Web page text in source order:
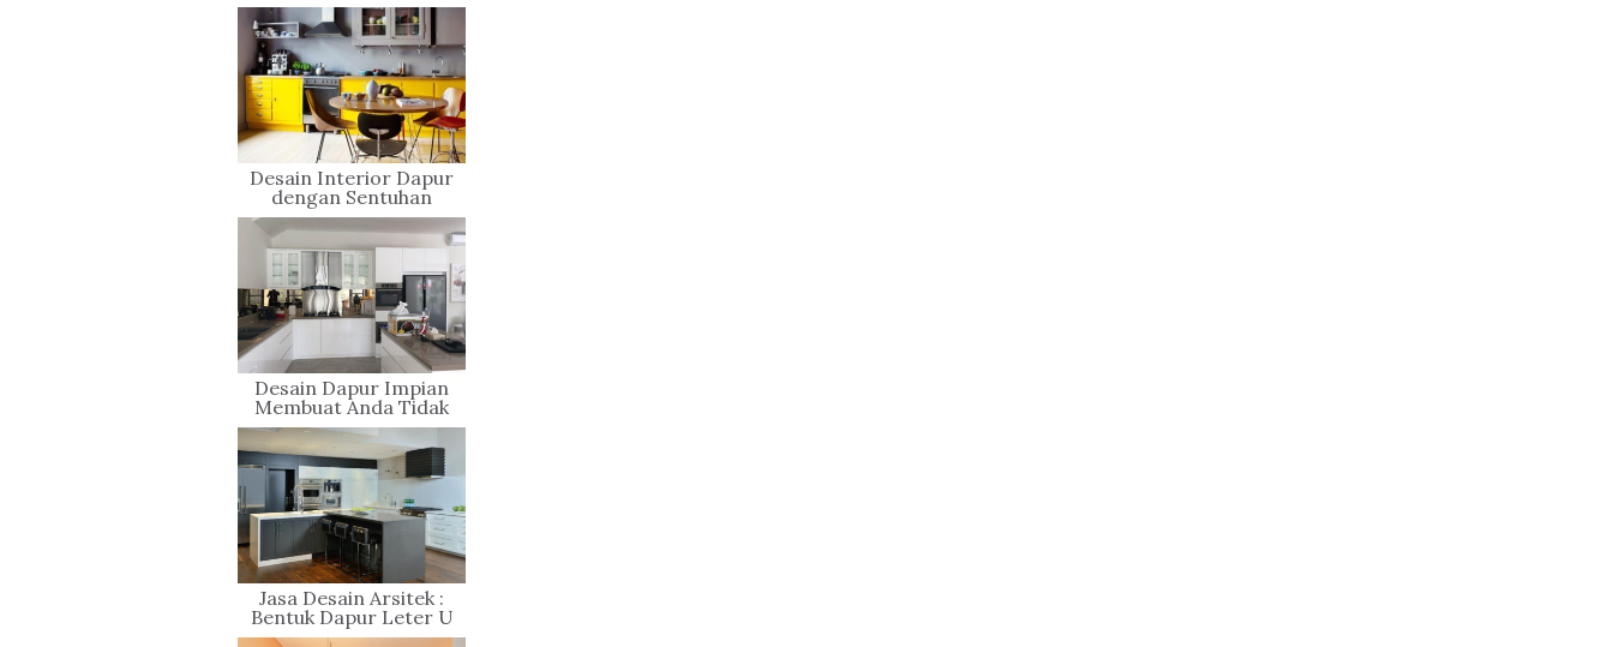
Desain Interior Dapur
dengan Sentuhan
Warna-warna Cerah
Desain Dapur Impian
Membuat Anda Tidak
Sabar Untuk Memasak
Jasa Desain Arsitek :
Bentuk Dapur Leter U